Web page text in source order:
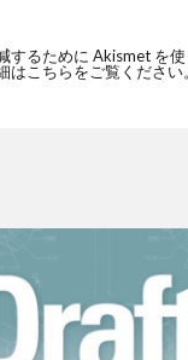
するために Akismet を使
はこちらをご覧ください。